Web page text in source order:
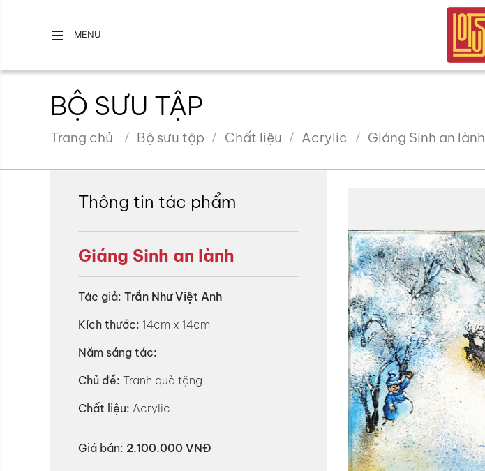
MENU
BỘ SƯU TẬP
Trang chủ Bộ sưu tập Chất liệu Acrylic Giáng Sinh an lành
Thông tin tác phẩm
Giáng Sinh an lành
Tác giả: Trần Như Việt Anh
Kích thước: 14cm x 14cm
Năm sáng tác:
Chủ đề: Tranh quà tặng
Chất liệu: Acrylic
Giá bán: 2.100.000 VNĐ